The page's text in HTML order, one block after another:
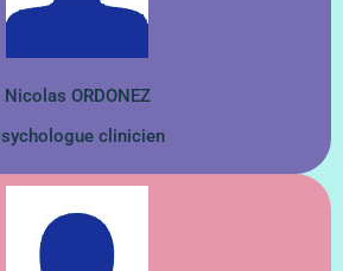
Nicolas ORDONEZ
clinicien